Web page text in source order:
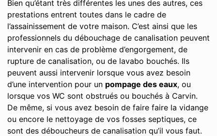
Bien qu’étant très différentes les unes des autres, ces
prestations entrent toutes dans le cadre de
l’assainissement de votre maison. C’est ainsi que les
professionnels du débouchage de canalisation peuvent
intervenir en cas de problème d’engorgement, de
rupture de canalisation, ou de lavabo bouchés. Ils
peuvent aussi intervenir lorsque vous avez besoin
d’une intervention pour un pompage des eaux, ou
lorsque vos WC sont obstrués ou bouchés à Carvin.
De même, si vous avez besoin de faire faire la vidange
ou encore le nettoyage de vos fosses septiques, ce
sont des déboucheurs de canalisation qu’il vous faut.